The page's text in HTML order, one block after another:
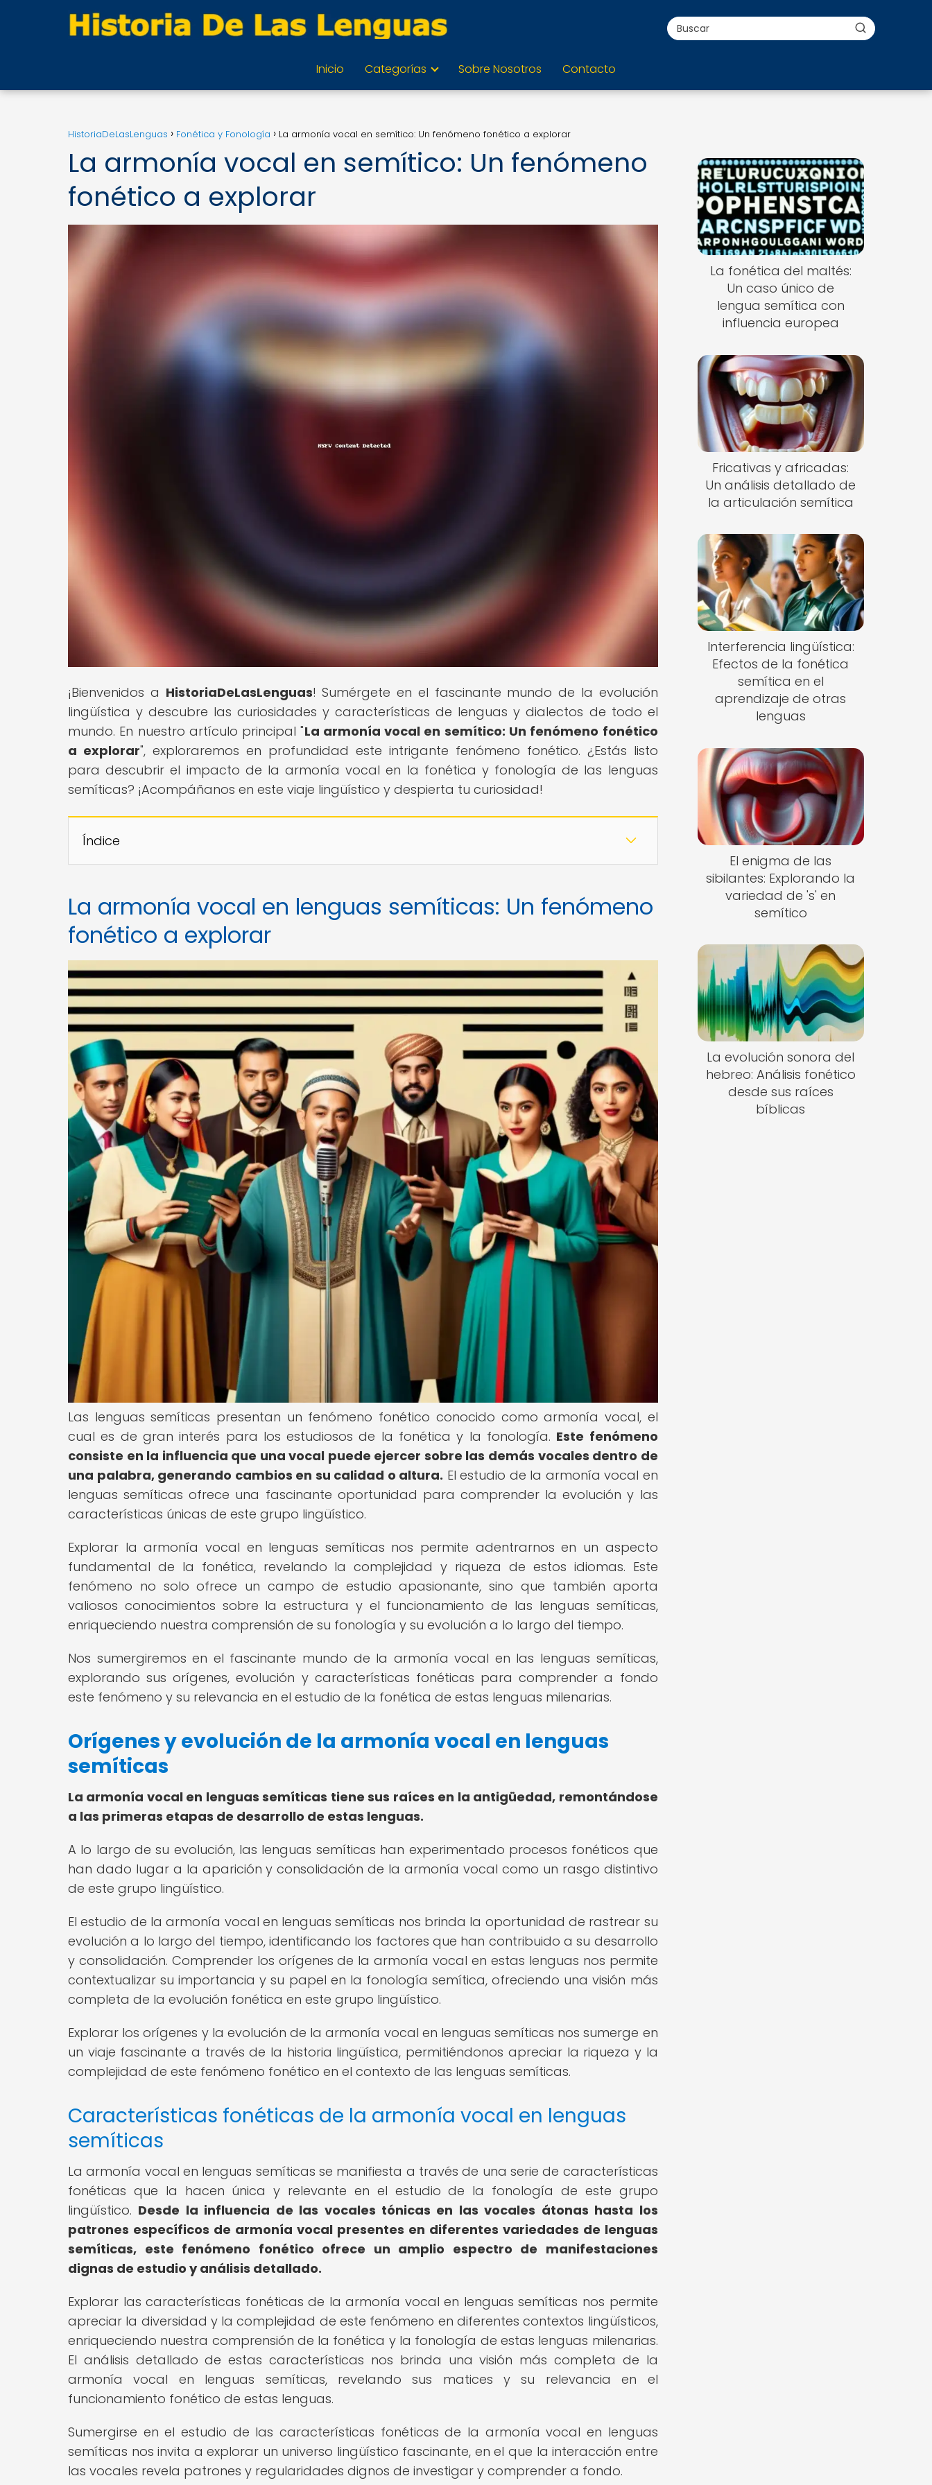
Inicio Categorías Sobre Nosotros Contacto
HistoriaDeLasLenguas Fonética y Fonología La armonía vocal en semítico: Un fenómeno fonético a explorar
La armonía vocal en semítico: Un fenómeno
fonético a explorar
¡Bienvenidos a HistoriaDeLasLenguas! Sumérgete en el fascinante mundo de la evolución
lingüística y descubre las curiosidades y características de lenguas y dialectos de todo el
mundo. En nuestro artículo principal "La armonía vocal en semítico: Un fenómeno fonético
a explorar", exploraremos en profundidad este intrigante fenómeno fonético. ¿Estás listo
para descubrir el impacto de la armonía vocal en la fonética y fonología de las lenguas
semíticas? ¡Acompáñanos en este viaje lingüístico y despierta tu curiosidad!
Índice
La armonía vocal en lenguas semíticas: Un fenómeno
fonético a explorar
Las lenguas semíticas presentan un fenómeno fonético conocido como armonía vocal, el
cual es de gran interés para los estudiosos de la fonética y la fonología. Este fenómeno
consiste en la influencia que una vocal puede ejercer sobre las demás vocales dentro de
una palabra, generando cambios en su calidad o altura. El estudio de la armonía vocal en
lenguas semíticas ofrece una fascinante oportunidad para comprender la evolución y las
características únicas de este grupo lingüístico.
Explorar la armonía vocal en lenguas semíticas nos permite adentrarnos en un aspecto
fundamental de la fonética, revelando la complejidad y riqueza de estos idiomas. Este
fenómeno no solo ofrece un campo de estudio apasionante, sino que también aporta
valiosos conocimientos sobre la estructura y el funcionamiento de las lenguas semíticas,
enriqueciendo nuestra comprensión de su fonología y su evolución a lo largo del tiempo.
Nos sumergiremos en el fascinante mundo de la armonía vocal en las lenguas semíticas,
explorando sus orígenes, evolución y características fonéticas para comprender a fondo
este fenómeno y su relevancia en el estudio de la fonética de estas lenguas milenarias.
Orígenes y evolución de la armonía vocal en lenguas
semíticas
La armonía vocal en lenguas semíticas tiene sus raíces en la antigüedad, remontándose
a las primeras etapas de desarrollo de estas lenguas.
A lo largo de su evolución, las lenguas semíticas han experimentado procesos fonéticos que
han dado lugar a la aparición y consolidación de la armonía vocal como un rasgo distintivo
de este grupo lingüístico.
El estudio de la armonía vocal en lenguas semíticas nos brinda la oportunidad de rastrear su
evolución a lo largo del tiempo, identificando los factores que han contribuido a su desarrollo
y consolidación. Comprender los orígenes de la armonía vocal en estas lenguas nos permite
contextualizar su importancia y su papel en la fonología semítica, ofreciendo una visión más
completa de la evolución fonética en este grupo lingüístico.
Explorar los orígenes y la evolución de la armonía vocal en lenguas semíticas nos sumerge en
un viaje fascinante a través de la historia lingüística, permitiéndonos apreciar la riqueza y la
complejidad de este fenómeno fonético en el contexto de las lenguas semíticas.
Características fonéticas de la armonía vocal en lenguas
semíticas
La armonía vocal en lenguas semíticas se manifiesta a través de una serie de características
fonéticas que la hacen única y relevante en el estudio de la fonología de este grupo
lingüístico. Desde la influencia de las vocales tónicas en las vocales átonas hasta los
patrones específicos de armonía vocal presentes en diferentes variedades de lenguas
semíticas, este fenómeno fonético ofrece un amplio espectro de manifestaciones
dignas de estudio y análisis detallado.
Explorar las características fonéticas de la armonía vocal en lenguas semíticas nos permite
apreciar la diversidad y la complejidad de este fenómeno en diferentes contextos lingüísticos,
enriqueciendo nuestra comprensión de la fonética y la fonología de estas lenguas milenarias.
El análisis detallado de estas características nos brinda una visión más completa de la
armonía vocal en lenguas semíticas, revelando sus matices y su relevancia en el
funcionamiento fonético de estas lenguas.
Sumergirse en el estudio de las características fonéticas de la armonía vocal en lenguas
semíticas nos invita a explorar un universo lingüístico fascinante, en el que la interacción entre
las vocales revela patrones y regularidades dignos de investigar y comprender a fondo.
La fonética del maltés:
Un caso único de
lengua semítica con
influencia europea
Fricativas y africadas:
Un análisis detallado de
la articulación semítica
Interferencia lingüística:
Efectos de la fonética
semítica en el
aprendizaje de otras
lenguas
El enigma de las
sibilantes: Explorando la
variedad de 's' en
semítico
La evolución sonora del
hebreo: Análisis fonético
desde sus raíces
bíblicas